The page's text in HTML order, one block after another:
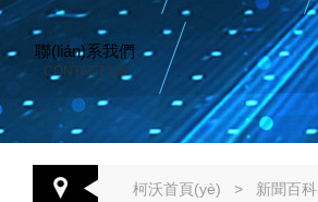
聯(lián)系我們
CONTACT US
柯沃首頁(yè) > 新聞百科